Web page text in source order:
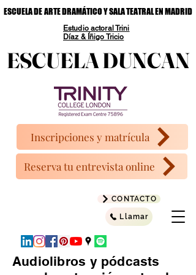
CONTACTO
Llamar
Reserva tu entrevista online
ESCUELA DE ARTE DRAMÁTICO Y SALA TEATRAL EN MADRID
ESCUELA DE ARTE DRAMÁTICO Y SALA TEATRAL EN MADRID
ESCUELA DUNCAN
ESCUELA DUNCAN
Inscripciones y matrícula
Estudio actoral Trini
Díaz & Íñigo Tricio
Audiolibros y pódcasts